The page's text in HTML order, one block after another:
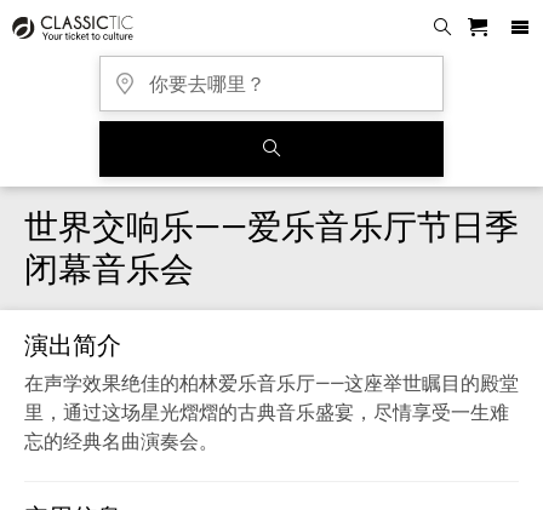
世界交响乐——爱乐音乐厅节日季
闭幕音乐会
演出简介
在声学效果绝佳的柏林爱乐音乐厅——这座举世瞩目的殿堂
里，通过这场星光熠熠的古典音乐盛宴，尽情享受一生难
忘的经典名曲演奏会。